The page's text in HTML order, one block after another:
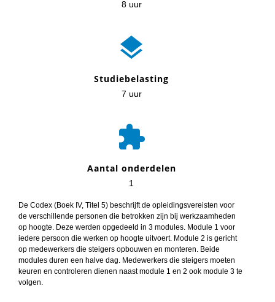
8 uur

Studiebelasting
7 uur

Aantal onderdelen
1
De Codex (Boek IV, Titel 5) beschrijft de opleidingsvereisten voor
de verschillende personen die betrokken zijn bij werkzaamheden
op hoogte. Deze werden opgedeeld in 3 modules. Module 1 voor
iedere persoon die werken op hoogte uitvoert. Module 2 is gericht
op medewerkers die steigers opbouwen en monteren. Beide
modules duren een halve dag. Medewerkers die steigers moeten
keuren en controleren dienen naast module 1 en 2 ook module 3 te
volgen.